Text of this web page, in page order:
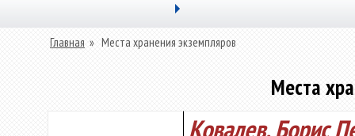
Главная » Места хранения экземпляров
Места
Ковалев, Борис